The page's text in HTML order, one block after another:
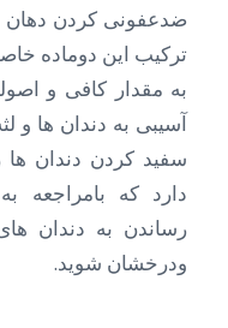
ضدعفونی کردن دهان
ترکیب این دوماده
به مقدار کافی و
آسیبی به دندان ها و
سفید کردن دندان
دارد که بامراجعه
رساندن به دندان
ودرخشان شوید.